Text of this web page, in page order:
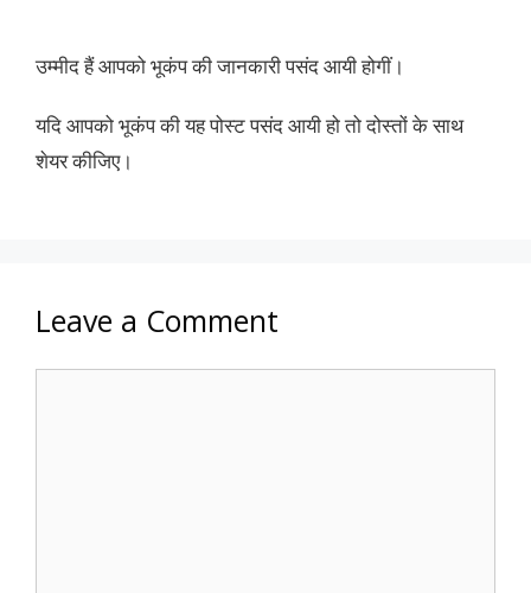
उम्मीद हैं आपको भूकंप की जानकारी पसंद आयी होगीं।
यदि आपको भूकंप की यह पोस्ट पसंद आयी हो तो दोस्तों के साथ
शेयर कीजिए।
Leave a Comment